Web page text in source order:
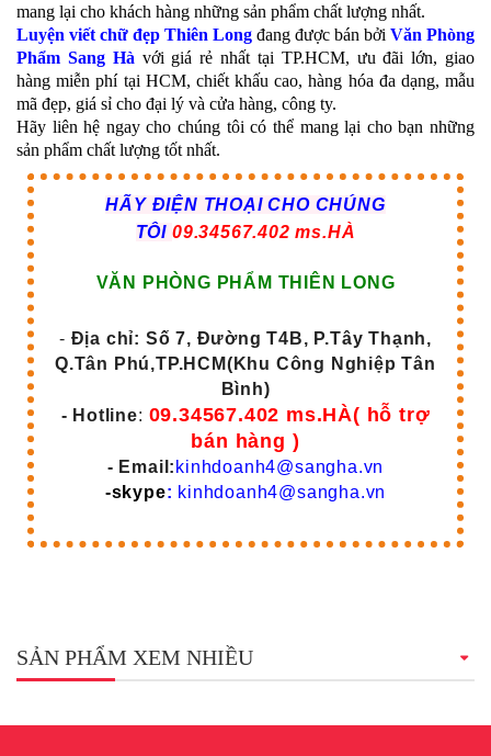
mang lại cho khách hàng những sản phẩm chất lượng nhất.
Luyện viết chữ đẹp Thiên Long đang được bán bởi Văn Phòng
Phẩm Sang Hà với giá rẻ nhất tại TP.HCM, ưu đãi lớn, giao
hàng miễn phí tại HCM, chiết khấu cao, hàng hóa đa dạng, mẫu
mã đẹp, giá sỉ cho đại lý và cửa hàng, công ty.
Hãy liên hệ ngay cho chúng tôi có thể mang lại cho bạn những
sản phẩm chất lượng tốt nhất.
HÃY ĐIỆN THOẠI CHO CHÚNG
TÔI 09.34567.402 ms.HÀ
VĂN PHÒNG PHẨM THIÊN LONG
- Địa chỉ: Số 7, Đường T4B, P.Tây Thạnh,
Q.Tân Phú,TP.HCM(Khu Công Nghiệp Tân
Bình)
- Hotline: 09.34567.402 ms.HÀ( hỗ trợ
bán hàng )
- Email: kinhdoanh4@sangha.vn
-skype: kinhdoanh4@sangha.vn
SẢN PHẨM XEM NHIỀU